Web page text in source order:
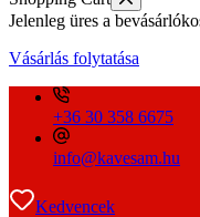
Jelenleg üres a
Vásárlás folytatása
+36 30 358 6675
info@kavesam.hu
Kedvencek